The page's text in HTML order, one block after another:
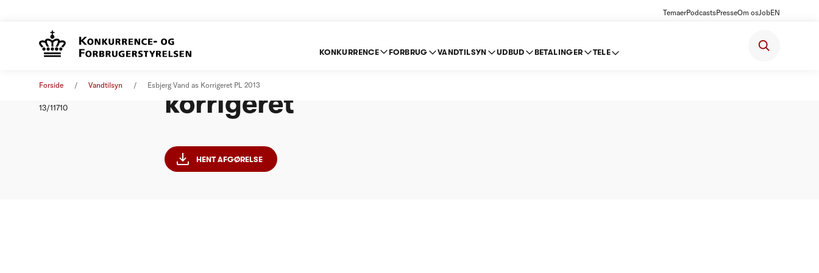
TemaerPodcastsPresseOm osJobEN
KONKURRENCE FORBRUG VANDTILSYN UDBUD BETALINGER TELE
Forside Vandtilsyn Esbjerg Vand as Korrigeret PL 2013
13/11710
korrigeret
HENT AFGØRELSE